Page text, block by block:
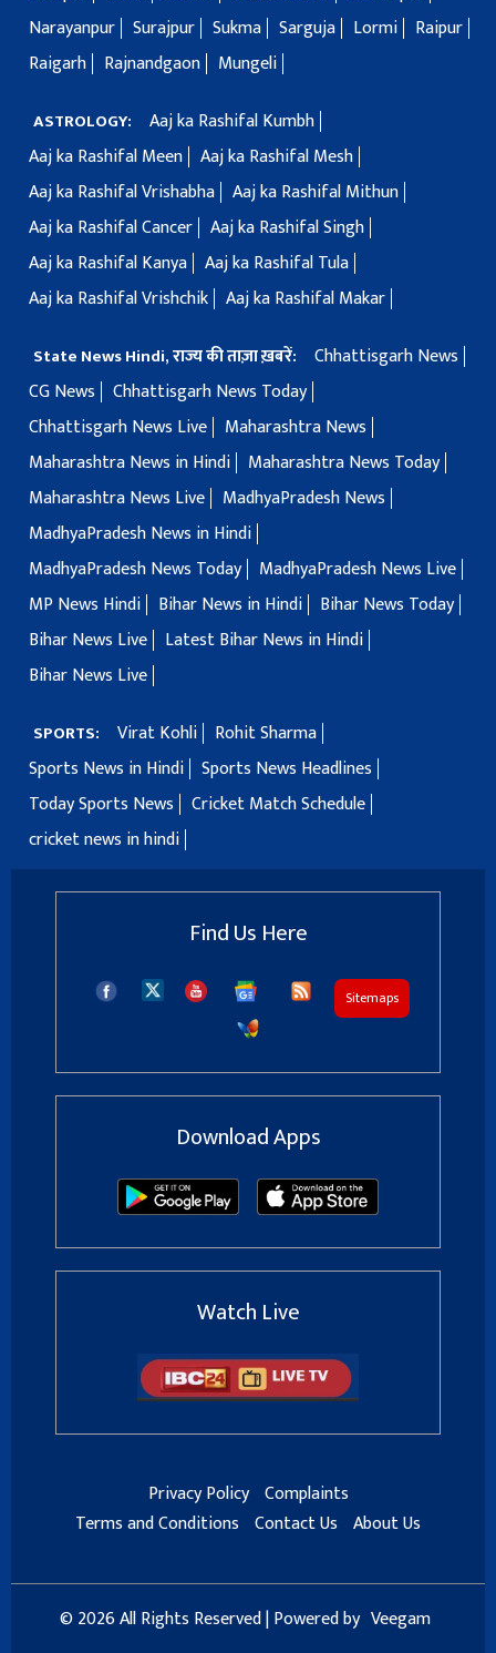
Narayanpur Surajpur Sukma Sarguja Lormi
Raipur
Raigarh
Rajnandgaon Mungeli
ASTROLOGY:
Aaj ka Rashifal Kumbh
Aaj ka Rashifal Meen Aaj ka Rashifal Mesh
Aaj ka Rashifal Vrishabha Aaj ka Rashifal Mithun
Aaj ka Rashifal Cancer Aaj ka Rashifal Singh
Aaj ka Rashifal Kanya Aaj ka Rashifal Tula
Aaj ka Rashifal Vrishchik Aaj ka Rashifal Makar
State News Hindi, राज्य की ताज़ा ख़बरें:
Chhattisgarh News
CG News
Chhattisgarh News Today
Chhattisgarh News Live
Maharashtra News
Maharashtra News in Hindi
Maharashtra News Today
Maharashtra News Live
MadhyaPradesh News
MadhyaPradesh News in Hindi
MadhyaPradesh News Today
MadhyaPradesh News Live
MP News Hindi
Bihar News in Hindi
Bihar News Today
Bihar News Live
Latest Bihar News in Hindi
Bihar News Live
SPORTS: Virat Kohli
Rohit Sharma
Sports News in Hindi Sports News Headlines
Today Sports News
Cricket Match Schedule
cricket news in hindi
Find Us Here
Sitemaps
Download Apps
Watch Live
Privacy Policy Complaints
Terms and Conditions Contact Us About Us
© 2026 All Rights Reserved | Powered by Veegam